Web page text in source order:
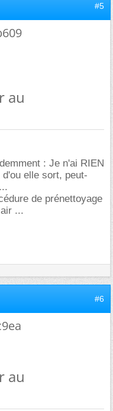
#5
au
: Je n'ai RIEN
elle sort, peut-
de prénettoyage
...
#6
au